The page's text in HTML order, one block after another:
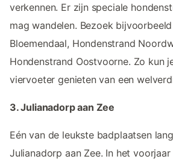
verkennen. Er zijn speciale
mag wandelen. Bezoek
Bloemendaal, Hondenstrand
Hondenstrand Oostvoorne. Zo kun
viervoeter genieten van een
3. Julianadorp aan Zee
Eén van de leukste badplaatsen
Julianadorp aan Zee. In het